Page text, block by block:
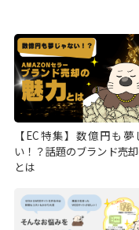
【EC特集】数億円も夢
い！？話題のブランド売
とは